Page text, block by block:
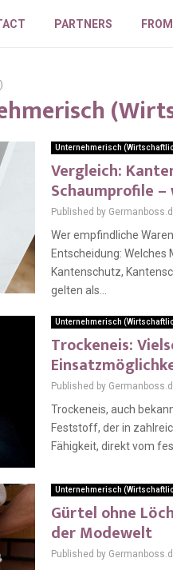
PARTNERS
Unternehmerisch
Vergleich:
Schaumprofile
Published by
Wer empfindliche
Entscheidung:
Kantenschutz,
gelten als...
Unternehmerisch
Trockeneis:
Published by
Trockeneis, auch
Feststoff, der in
Fähigkeit, direkt vom
Unternehmerisch
Gürtel ohne
der Modewelt
Published by